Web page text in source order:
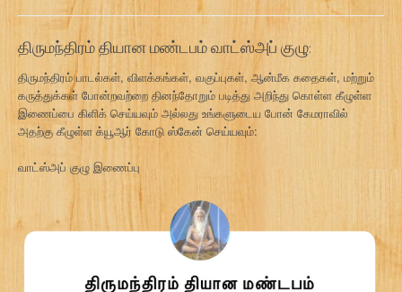
திருமந்திரம் தியான மண்டபம் வாட்ஸ்அப் குழு:
திருமந்திரம் பாடல்கள், விளக்கங்கள், வகுப்புகள், ஆன்மீக கதைகள், மற்றும்
கருத்துக்கள் போன்றவற்றை தினந்தோறும் படித்து அறிந்து கொள்ள கீழுள்ள
இணைப்பை கிளிக் செய்யவும் அல்லது உங்களுடைய போன் கேமராவில்
அதற்கு கீழுள்ள க்யூஆர் கோடு ஸ்கேன் செய்யவும்:
வாட்ஸ்அப் குழு இணைப்பு